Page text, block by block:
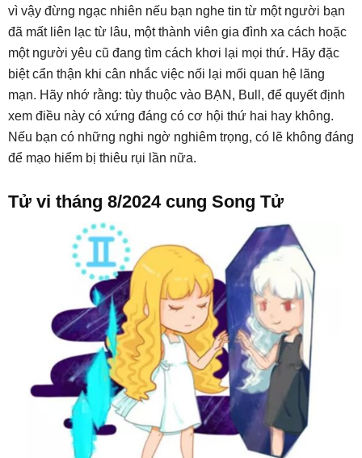
vì vậy đừng ngạc nhiên nếu bạn nghe tin từ một người bạn
đã mất liên lạc từ lâu, một thành viên gia đình xa cách hoặc
một người yêu cũ đang tìm cách khơi lại mọi thứ. Hãy đặc
biệt cẩn thận khi cân nhắc việc nối lại mối quan hệ lãng
mạn. Hãy nhớ rằng: tùy thuộc vào BẠN, Bull, để quyết định
xem điều này có xứng đáng có cơ hội thứ hai hay không.
Nếu bạn có những nghi ngờ nghiêm trọng, có lẽ không đáng
để mạo hiểm bị thiêu rụi lần nữa.
Tử vi tháng 8/2024 cung Song Tử